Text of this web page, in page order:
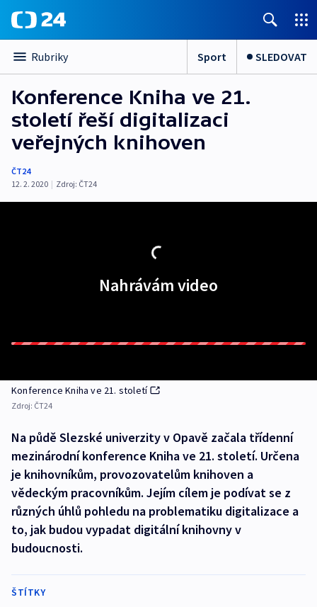
Rubriky Sport SLEDOVAT
Konference Kniha ve 21.
století řeší digitalizaci
veřejných knihoven
ČT24
12. 2. 2020 | Zdroj: ČT24
Nahrávám video
Konference Kniha ve 21. století
Zdroj: ČT24
Na půdě Slezské univerzity v Opavě začala třídenní
mezinárodní konference Kniha ve 21. století. Určena
je knihovníkům, provozovatelům knihoven a
vědeckým pracovníkům. Jejím cílem je podívat se z
různých úhlů pohledu na problematiku digitalizace a
to, jak budou vypadat digitální knihovny v
budoucnosti.
ŠTÍTKY